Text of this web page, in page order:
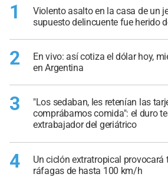
1
Violento asalto en la casa de un
supuesto delincuente fue herido
2
En vivo: así cotiza el dólar hoy,
en Argentina
3
"Los sedaban, les retenían las
comprábamos comida": el duro
extrabajador del geriátrico
4
Un ciclón extratropical provocará
ráfagas de hasta 100 km/h